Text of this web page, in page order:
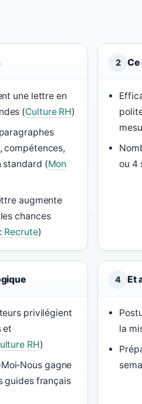
une lettre en
(Culture RH)
compétences,
standard (Mon
augmente
chances
Recrute)
2 Ce
ou 4
privilégient
et
RH)
gagne
guides français
4 Et
la